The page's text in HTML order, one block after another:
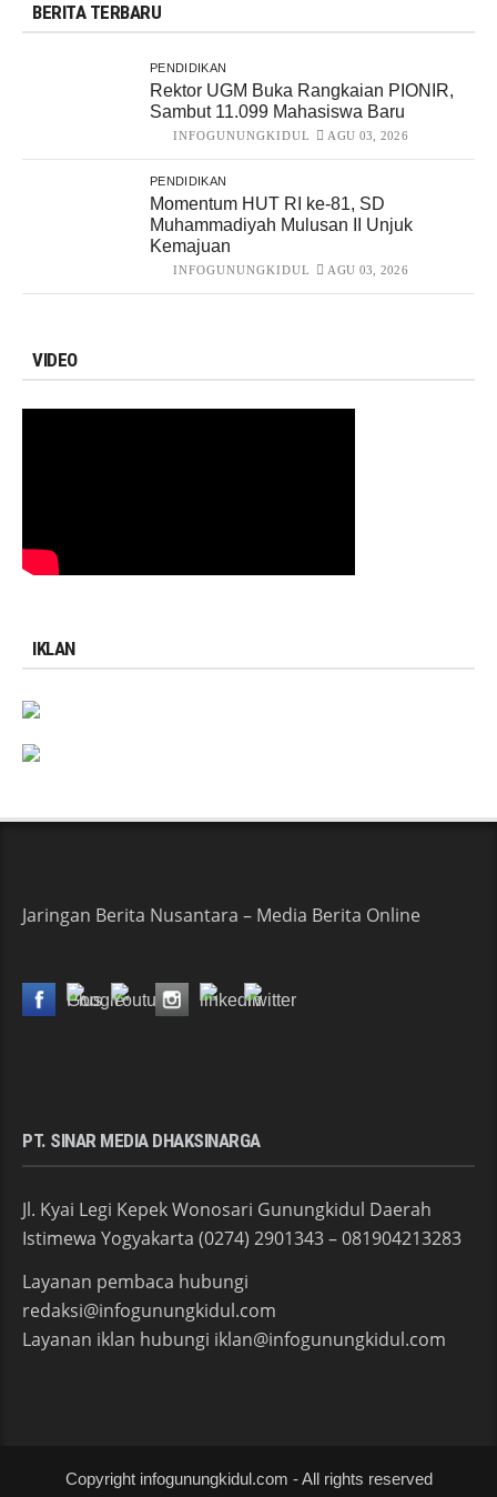
BERITA TERBARU
PENDIDIKAN
Rektor UGM Buka Rangkaian PIONIR,
Sambut 11.099 Mahasiswa Baru
INFOGUNUNGKIDUL AGU 03, 2026
PENDIDIKAN
Momentum HUT RI ke-81, SD
Muhammadiyah Mulusan II Unjuk
Kemajuan
INFOGUNUNGKIDUL AGU 03, 2026
VIDEO
IKLAN
Jaringan Berita Nusantara – Media Berita Online
PT. SINAR MEDIA DHAKSINARGA
Jl. Kyai Legi Kepek Wonosari Gunungkidul Daerah
Istimewa Yogyakarta (0274) 2901343 – 081904213283
Layanan pembaca hubungi
redaksi@infogunungkidul.com
Layanan iklan hubungi iklan@infogunungkidul.com
Copyright infogunungkidul.com - All rights reserved